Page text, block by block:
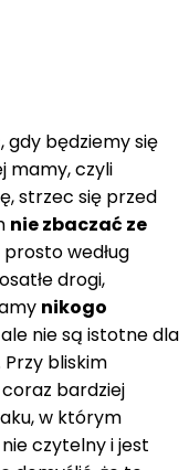
gdy będziemy się
mamy, czyli
strzec się przed
nie zbaczać ze
według
drogi,
nikogo
nie są istotne dla
Przy bliskim
bardziej
w którym
czytelny i jest